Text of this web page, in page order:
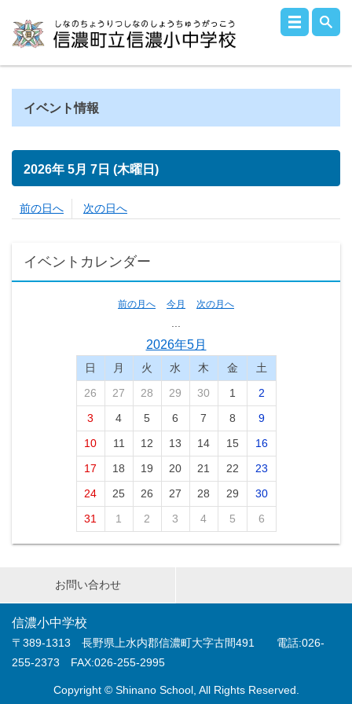
イベント情報
2026年 5月 7日 (木曜日)
前の日へ 次の日へ
イベントカレンダー
前の月へ 今月 次の月へ
2026年5月
日 月 火 水 木 金
土
26
27 28 29 30 1
2
3
4 5 6 7 8
9
10
11 12 13 14 15
16
17
18 19 20 21 22
23
24
25 26 27 28 29
30
31
1 2 3 4 5 6
お問い合わせ
信濃小中学校
〒389-1313 長野県上水内郡信濃町大字古間491 電話:026-
255-2373 FAX:026-255-2995
Copyright © Shinano School, All Rights Reserved.